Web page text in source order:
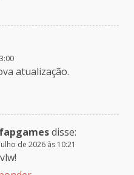
atualização.
disse:
de 2026 às 10:21